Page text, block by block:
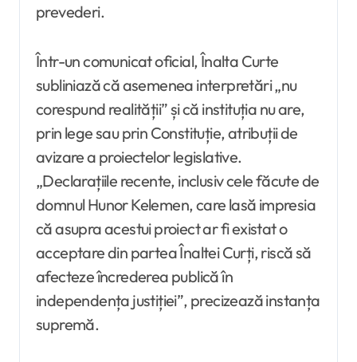
prevederi.
Într-un comunicat oficial, Înalta Curte
subliniază că asemenea interpretări „nu
corespund realității” și că instituția nu are,
prin lege sau prin Constituție, atribuții de
avizare a proiectelor legislative.
„Declarațiile recente, inclusiv cele făcute de
domnul Hunor Kelemen, care lasă impresia
că asupra acestui proiect ar fi existat o
acceptare din partea Înaltei Curți, riscă să
afecteze încrederea publică în
independența justiției”, precizează instanța
supremă.